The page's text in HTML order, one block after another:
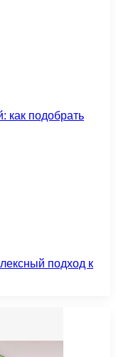
как подобрать
подход к